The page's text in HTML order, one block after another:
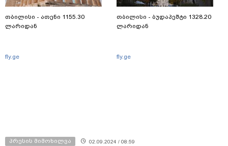
თბილისი - ათენი 1155.30
ლარიდან
fly.ge
თბილისი - ბუდაპეშტი 1328.20
ლარიდან
fly.ge
პრესის მიმოხილვა 02.09.2024 / 08:59